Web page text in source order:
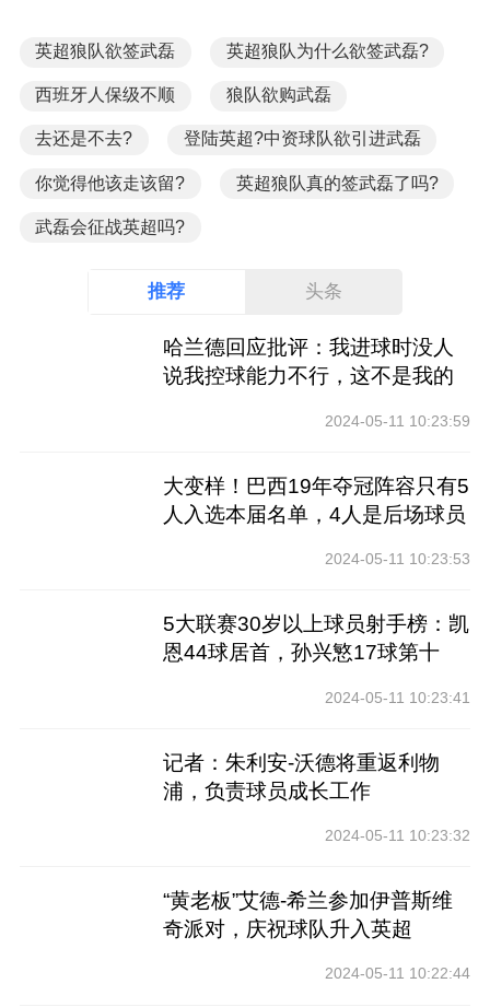
英超狼队欲签武磊 英超狼队为什么欲签武磊?
西班牙人保级不顺 狼队欲购武磊
去还是不去? 登陆英超?中资球队欲引进武磊
你觉得他该走该留? 英超狼队真的签武磊了吗?
武磊会征战英超吗?
推荐 头条
哈兰德回应批评：我进球时没人
说我控球能力不行，这不是我的
2024-05-11 10:23:59
大变样！巴西19年夺冠阵容只有5
人入选本届名单，4人是后场球员
2024-05-11 10:23:53
5大联赛30岁以上球员射手榜：凯
恩44球居首，孙兴慜17球第十
2024-05-11 10:23:41
记者：朱利安-沃德将重返利物
浦，负责球员成长工作
2024-05-11 10:23:32
“黄老板”艾德-希兰参加伊普斯维
奇派对，庆祝球队升入英超
2024-05-11 10:22:44